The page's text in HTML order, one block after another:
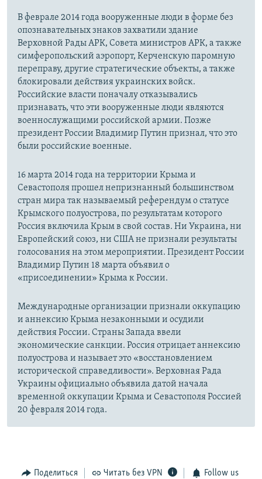
В феврале 2014 года вооруженные люди в форме без
опознавательных знаков захватили здание
Верховной Рады АРК, Совета министров АРК, а также
симферопольский аэропорт, Керченскую паромную
переправу, другие стратегические объекты, а также
блокировали действия украинских войск.
Российские власти поначалу отказывались
признавать, что эти вооруженные люди являются
военнослужащими российской армии. Позже
президент России Владимир Путин признал, что это
были российские военные.
16 марта 2014 года на территории Крыма и
Севастополя прошел непризнанный большинством
стран мира так называемый референдум о статусе
Крымского полуострова, по результатам которого
Россия включила Крым в свой состав. Ни Украина, ни
Европейский союз, ни США не признали результаты
голосования на этом мероприятии. Президент России
Владимир Путин 18 марта объявил о
«присоединении» Крыма к России.
Международные организации признали оккупацию
и аннексию Крыма незаконными и осудили
действия России. Страны Запада ввели
экономические санкции. Россия отрицает аннексию
полуострова и называет это «восстановлением
исторической справедливости». Верховная Рада
Украины официально объявила датой начала
временной оккупации Крыма и Севастополя Россией
20 февраля 2014 года.
Поделиться Читать без VPN Follow us